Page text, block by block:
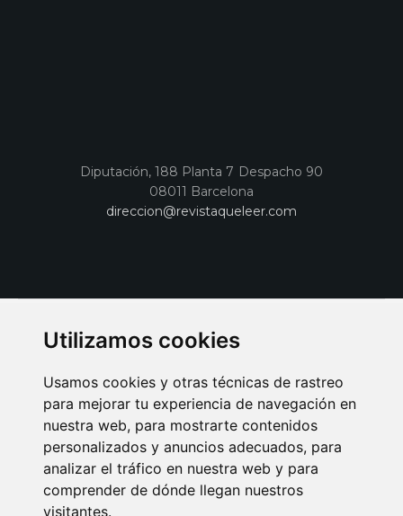
Utilizamos cookies
Usamos cookies y otras técnicas de rastreo
para mejorar tu experiencia de navegación en
nuestra web, para mostrarte contenidos
personalizados y anuncios adecuados, para
analizar el tráfico en nuestra web y para
comprender de dónde llegan nuestros
visitantes.
Diputación, 188 Planta 7 Despacho 90
08011 Barcelona
direccion@revistaqueleer.com
AVISO LEGAL POLITICA DE COOKIES
POLITICA DE PRIVACIDAD
PUBLICIDAD EN LA REVISTA QUÉ LEER
SORTEO-PREESTRENOS